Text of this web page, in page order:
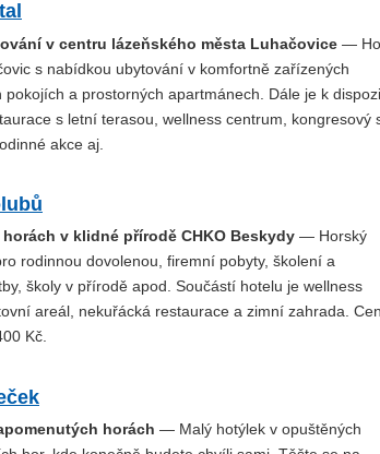
v centru lázeňského města Luhačovice —
s nabídkou ubytování v komfortně zařízených
pokojích a prostorných apartmánech. Dále je k
s letní terasou, wellness centrum, kongresový
akce aj.
v klidné přírodě CHKO Beskydy — Horský
rodinnou dovolenou, firemní pobyty, školení a
školy v přírodě apod. Součástí hotelu je wellness
areál, nekuřácká restaurace a zimní zahrada.
Kč.
horách — Malý hotýlek v opuštěných